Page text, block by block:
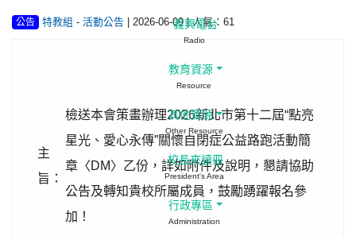
公告 特教組 - 活動公告 | 2026-06-09 | 人氣：61
主
旨：
檢送本會策畫辦理2026新北市第十二屆“點亮
星光、愛心永傳”關懷自閉症公益路跑活動簡
章〈DM〉乙份，詳如附件及說明，懇請協助
公告及轉知貴校所屬成員，鼓勵踴躍報名參
加！
義興電台
Radio
教育資源
Resource
其他資源
Other Resource
校長來讀冊
President's Area
行政專區
Administration